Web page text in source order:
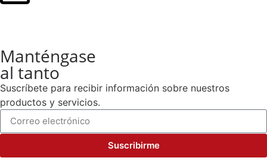
Manténgase
al tanto
Suscríbete para recibir información sobre nuestros
productos y servicios.
Suscribirme